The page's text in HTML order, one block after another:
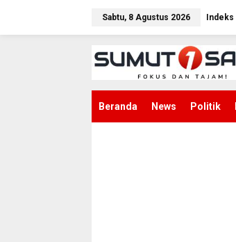
Sabtu, 8 Agustus 2026 Indeks
Beranda News Politik